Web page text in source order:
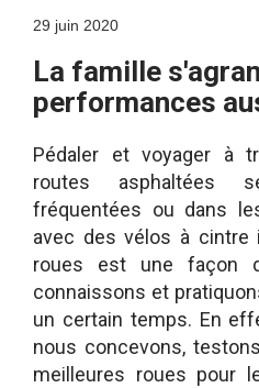
29 juin 2020
La famille
performances
Pédaler et voyager à
routes asphaltées
fréquentées ou dans
avec des vélos à cintre
roues est une façon
connaissons et
un certain temps. En
nous concevons,
meilleures roues pour